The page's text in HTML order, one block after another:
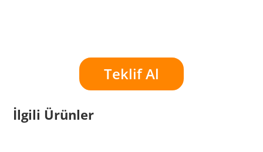
Teklif Al
İlgili Ürünler